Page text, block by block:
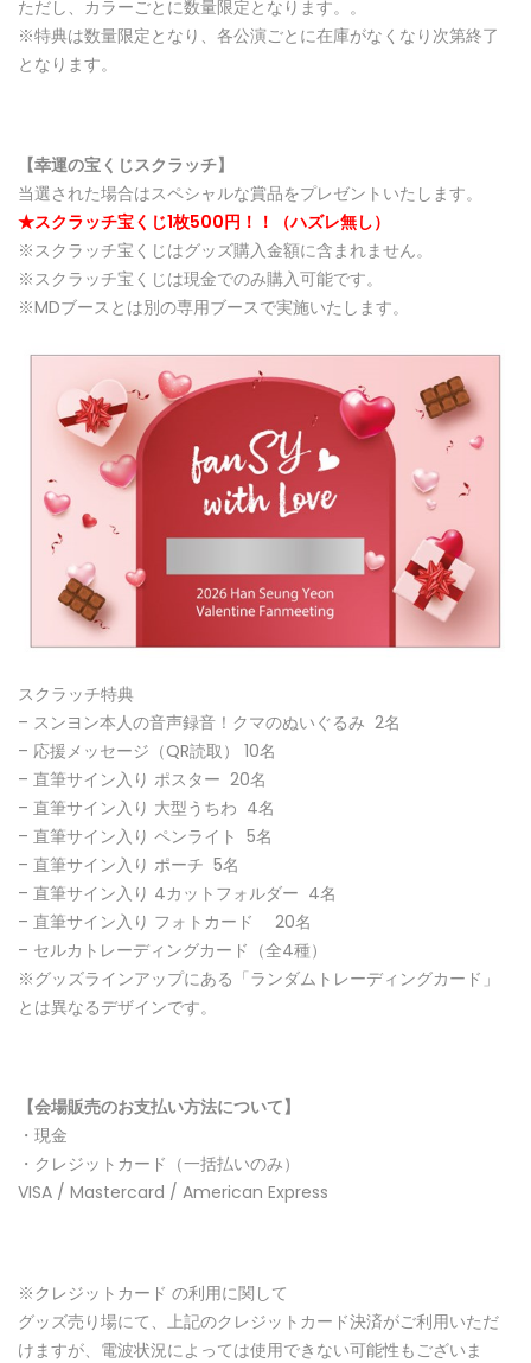
ただし、カラーごとに数量限定となります。。
※特典は数量限定となり、各公演ごとに在庫がなくなり次第終了
となります。
【幸運の宝くじスクラッチ】
当選された場合はスペシャルな賞品をプレゼントいたします。
★スクラッチ宝くじ1枚500円！！（ハズレ無し）
※スクラッチ宝くじはグッズ購入金額に含まれません。
※スクラッチ宝くじは現金でのみ購入可能です。
※MDブースとは別の専用ブースで実施いたします。
スクラッチ特典
– スンヨン本人の音声録音！クマのぬいぐるみ 2名
– 応援メッセージ（QR読取） 10名
– 直筆サイン入り ポスター 20名
– 直筆サイン入り 大型うちわ 4名
– 直筆サイン入り ペンライト 5名
– 直筆サイン入り ポーチ 5名
– 直筆サイン入り 4カットフォルダー 4名
– 直筆サイン入り フォトカード 20名
– セルカトレーディングカード（全4種）
※グッズラインアップにある「ランダムトレーディングカード」
とは異なるデザインです。
【会場販売のお支払い方法について】
・現金
・クレジットカード（一括払いのみ）
VISA / Mastercard / American Express
※クレジットカード の利用に関して
グッズ売り場にて、上記のクレジットカード決済がご利用いただ
けますが、電波状況によっては使用できない可能性もございま